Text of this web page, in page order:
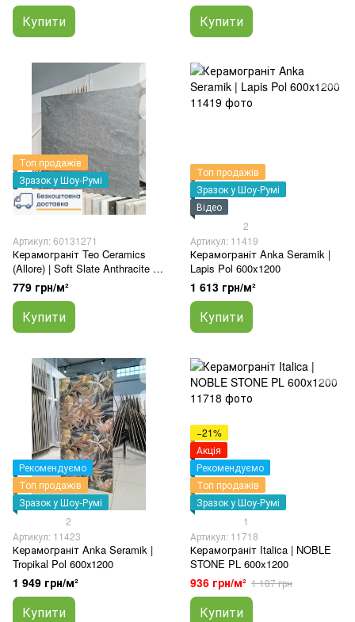
Купити Купити
Топ продажів
Зразок у Шоу-Румі
Артикул: 60131271
Керамограніт Teo Ceramics
(Allore) | Soft Slate Anthracite F
PC 600x600x8 R Sugar 1
779 грн/м²
Купити
Топ продажів
Зразок у Шоу-Румі
Відео
2
Артикул: 11419
Керамограніт Anka Seramik |
Lapis Pol 600x1200
1 613 грн/м²
Купити
Рекомендуємо
Топ продажів
Зразок у Шоу-Румі
2
Артикул: 11423
Керамограніт Anka Seramik |
Tropikal Pol 600х1200
1 949 грн/м²
Купити
−21%
Акція
Рекомендуємо
Топ продажів
Зразок у Шоу-Румі
1
Артикул: 11718
Керамограніт Italica | NOBLE
STONE PL 600x1200
936 грн/м² 1 187 грн
Купити